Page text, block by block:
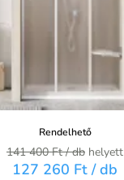
Rendelhető
141 400 Ft/ db helyett
127 260 Ft / db